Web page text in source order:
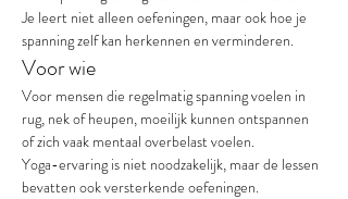
Je leert niet alleen oefeningen, maar ook hoe je
spanning zelf kan herkennen en verminderen.
Voor wie
Voor mensen die regelmatig spanning voelen in
rug, nek of heupen, moeilijk kunnen ontspannen
of zich vaak mentaal overbelast voelen.
Yoga-ervaring is niet noodzakelijk, maar de lessen
bevatten ook versterkende oefeningen.